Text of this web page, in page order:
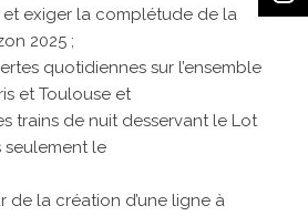
et exiger la complétude de la
2025 ;
quotidiennes sur l’ensemble
et Toulouse et
trains de nuit desservant le Lot
seulement le
de la création d’une ligne à